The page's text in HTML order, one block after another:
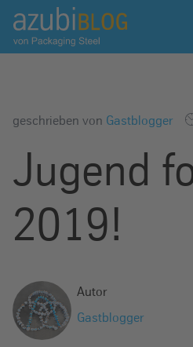
A
z
u
b
g
a
s
l
s
geschrieben von Gastblogger
Jugend
2019!
Autor
Gastblogger